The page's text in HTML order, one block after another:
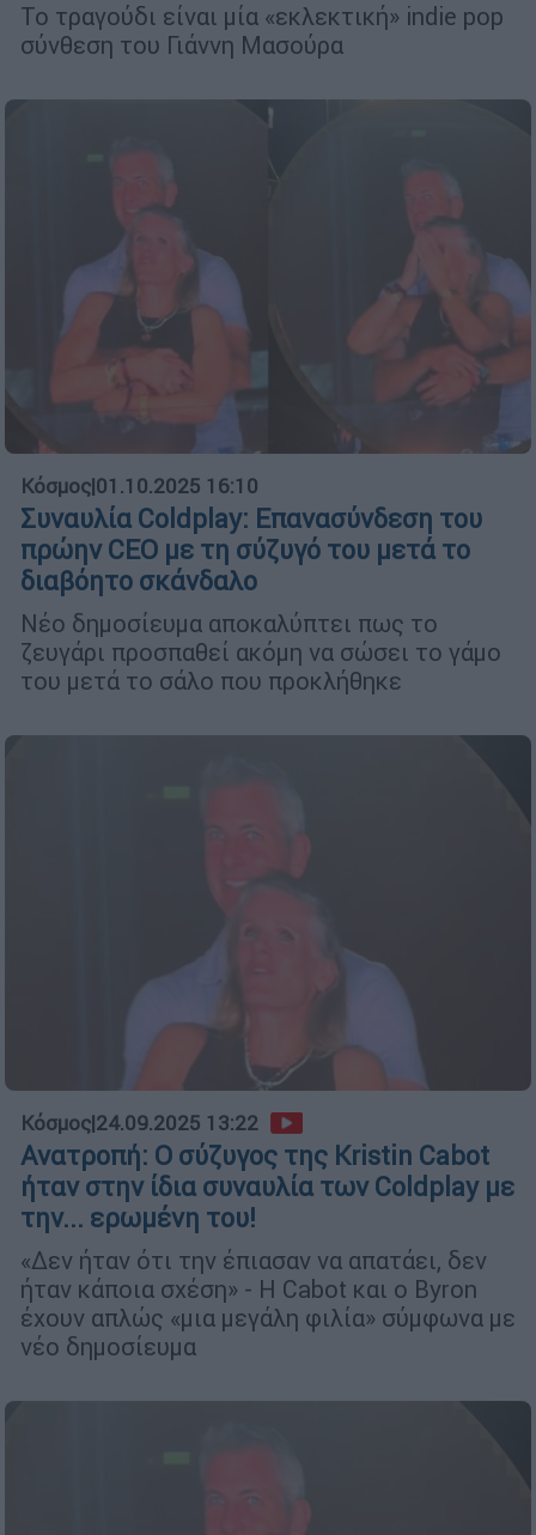
Το τραγούδι είναι μία «εκλεκτική» indie pop
σύνθεση του Γιάννη Μασούρα
Κόσμος|01.10.2025 16:10
Συναυλία Coldplay: Επανασύνδεση του
πρώην CEO με τη σύζυγό του μετά το
διαβόητο σκάνδαλο
Νέο δημοσίευμα αποκαλύπτει πως το
ζευγάρι προσπαθεί ακόμη να σώσει το γάμο
του μετά το σάλο που προκλήθηκε
Κόσμος|24.09.2025 13:22
Ανατροπή: Ο σύζυγος της Kristin Cabot
ήταν στην ίδια συναυλία των Coldplay με
την... ερωμένη του!
«Δεν ήταν ότι την έπιασαν να απατάει, δεν
ήταν κάποια σχέση» - Η Cabot και ο Byron
έχουν απλώς «μια μεγάλη φιλία» σύμφωνα με
νέο δημοσίευμα